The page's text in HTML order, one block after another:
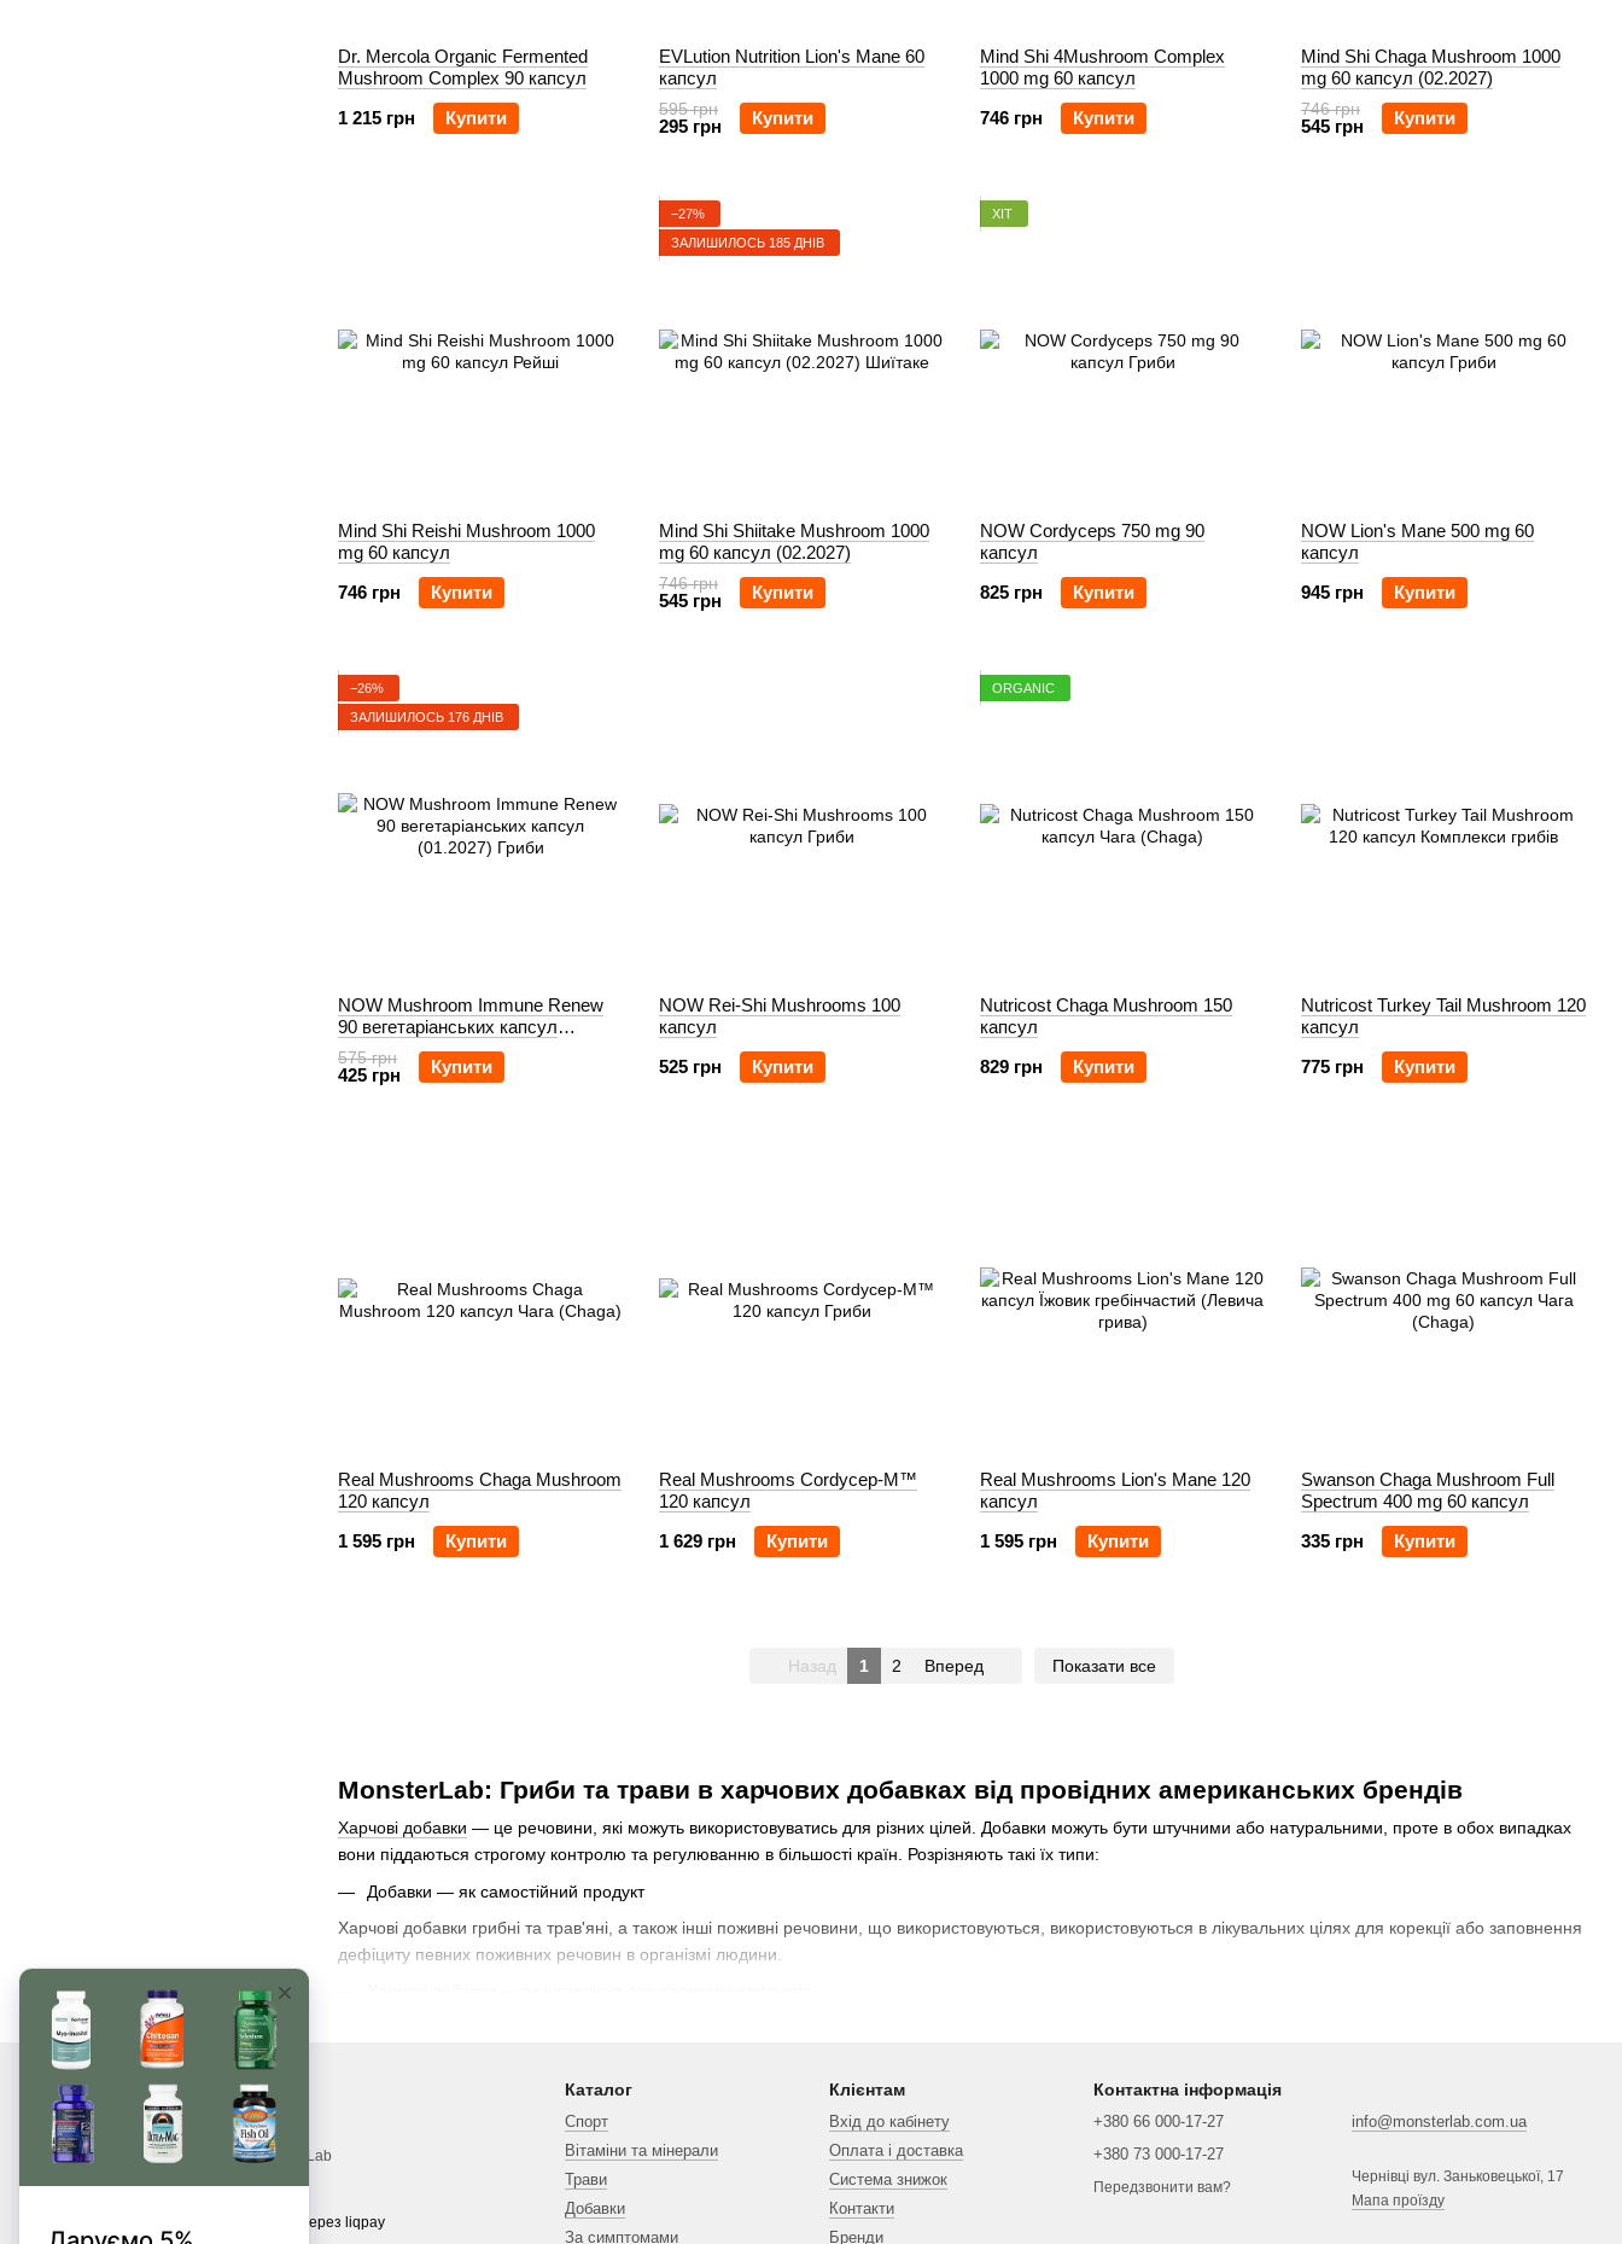
MonsterLab: Гриби та трави в харчових добавках від провідних американських брендів
Харчові добавки — це речовини, які можуть використовуватись для різних цілей. Добавки можуть бути штучними або натуральними, проте в обох випадках
вони піддаються строгому контролю та регулюванню в більшості країн. Розрізняють такі їх типи:
Добавки — як самостійний продукт
Харчові добавки грибні та трав'яні, а також інші поживні речовини, що використовуються, використовуються в лікувальних цілях для корекції або заповнення
дефіциту певних поживних речовин в організмі людини.
Dr. Mercola Organic Fermented
Mushroom Complex 90 капсул
1 215 грн
Купити
EVLution Nutrition Lion's Mane 60
капсул
595 грн
295 грн Купити
Mind Shi 4Mushroom Complex
1000 mg 60 капсул
746 грн
Купити
Mind Shi Chaga Mushroom 1000
mg 60 капсул (02.2027)
746 грн
545 грн Купити
Mind Shi Reishi Mushroom 1000
mg 60 капсул
746 грн
Купити
−27%
ЗАЛИШИЛОСЬ 185 ДНІВ
Mind Shi Shiitake Mushroom 1000
mg 60 капсул (02.2027)
746 грн
545 грн Купити
ХІТ
NOW Cordyceps 750 mg 90
капсул
825 грн
Купити
NOW Lion's Mane 500 mg 60
капсул
945 грн
Купити
−26%
ЗАЛИШИЛОСЬ 176 ДНІВ
NOW Mushroom Immune Renew
90 вегетаріанських капсул
(01.2027)
575 грн
425 грн Купити
NOW Rei-Shi Mushrooms 100
капсул
525 грн
Купити
ORGANIC
Nutricost Chaga Mushroom 150
капсул
829 грн
Купити
Nutricost Turkey Tail Mushroom 120
капсул
775 грн
Купити
Real Mushrooms Chaga Mushroom
120 капсул
1 595 грн
Купити
Real Mushrooms Cordycep-M™
120 капсул
1 629 грн
Купити
Real Mushrooms Lion's Mane 120
капсул
1 595 грн
Купити
Swanson Chaga Mushroom Full
Spectrum 400 mg 60 капсул
335 грн
Купити
Назад 1 2 Вперед Показати все
© 2017—2026
Вітаміни, БАДи, добавки, трави MonsterLab
Каталог
Спорт
Вітаміни та мінерали
Трави
Добавки
За симптомами
Клієнтам
Вхід до кабінету
Оплата і доставка
Система знижок
Контакти
Бренди
Контактна інформація
+380 66 000-17-27
+380 73 000-17-27
Передзвонити вам?
info@monsterlab.com.ua
Чернівці вул. Заньковецької, 17
Мапа проїзду